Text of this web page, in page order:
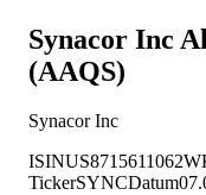
Synacor Inc
(AAQS)
Synacor Inc
ISINUS8715611062
TickerSYNCDatum